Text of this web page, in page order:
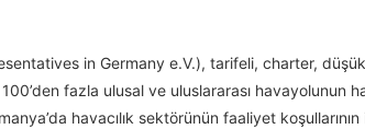
in Germany e.V.), tarifeli, charter,
fazla ulusal ve uluslararası havayolunun
havacılık sektörünün faaliyet